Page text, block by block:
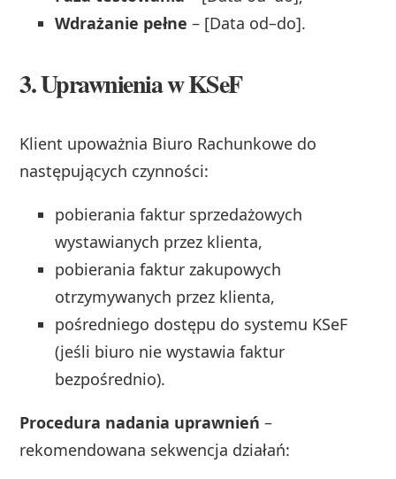
Wdrażanie pełne – [Data od–do].
3. Uprawnienia w KSeF
Klient upoważnia Biuro Rachunkowe do
następujących czynności:
pobierania faktur sprzedażowych
wystawianych przez klienta,
pobierania faktur zakupowych
otrzymywanych przez klienta,
pośredniego dostępu do systemu KSeF
(jeśli biuro nie wystawia faktur
bezpośrednio).
Procedura nadania uprawnień –
rekomendowana sekwencja działań: